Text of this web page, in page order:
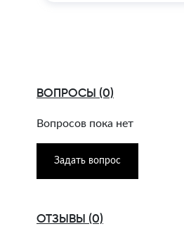
ВОПРОСЫ (0)
Вопросов пока нет
Задать вопрос
ОТЗЫВЫ (0)